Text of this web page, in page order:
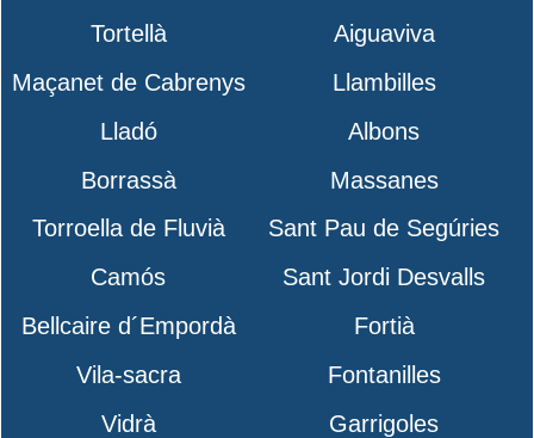
Tortellà
Aiguaviva
Maçanet de Cabrenys
Llambilles
Lladó
Albons
Borrassà
Massanes
Torroella de Fluvià
Sant Pau de Segúries
Camós
Sant Jordi Desvalls
Bellcaire d´Empordà
Fortià
Vila-sacra
Fontanilles
Vidrà
Garrigoles